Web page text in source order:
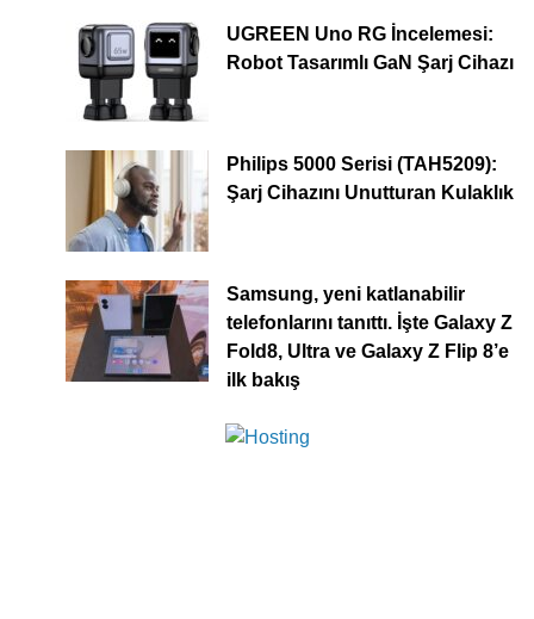
UGREEN Uno RG İncelemesi:
Robot Tasarımlı GaN Şarj Cihazı
Philips 5000 Serisi (TAH5209):
Şarj Cihazını Unutturan Kulaklık
Samsung, yeni katlanabilir
telefonlarını tanıttı. İşte Galaxy Z
Fold8, Ultra ve Galaxy Z Flip 8’e
ilk bakış